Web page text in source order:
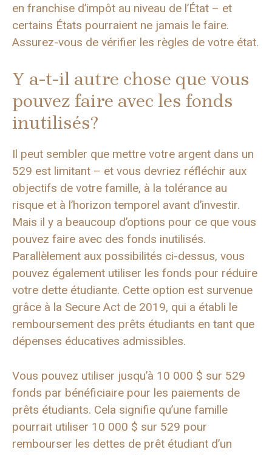
en franchise d’impôt au niveau de l’État – et
certains États pourraient ne jamais le faire.
Assurez-vous de vérifier les règles de votre état.
Y a-t-il autre chose que vous
pouvez faire avec les fonds
inutilisés?
Il peut sembler que mettre votre argent dans un
529 est limitant – et vous devriez réfléchir aux
objectifs de votre famille, à la tolérance au
risque et à l’horizon temporel avant d’investir.
Mais il y a beaucoup d’options pour ce que vous
pouvez faire avec des fonds inutilisés.
Parallèlement aux possibilités ci-dessus, vous
pouvez également utiliser les fonds pour réduire
votre dette étudiante. Cette option est survenue
grâce à la Secure Act de 2019, qui a établi le
remboursement des prêts étudiants en tant que
dépenses éducatives admissibles.
Vous pouvez utiliser jusqu’à 10 000 $ sur 529
fonds par bénéficiaire pour les paiements de
prêts étudiants. Cela signifie qu’une famille
pourrait utiliser 10 000 $ sur 529 pour
rembourser les dettes de prêt étudiant d’un